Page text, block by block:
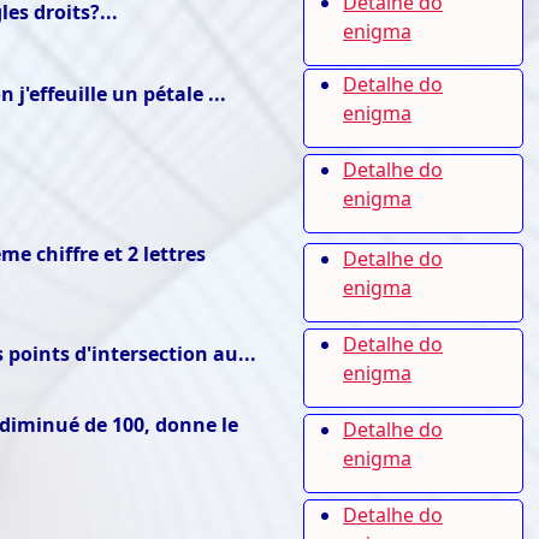
droits?...
enigma
j'effeuille un pétale ...
Detalhe do
enigma
Detalhe do
enigma
chiffre et 2 lettres
Detalhe do
enigma
points d'intersection au...
Detalhe do
enigma
de 100, donne le
Detalhe do
enigma
Detalhe do